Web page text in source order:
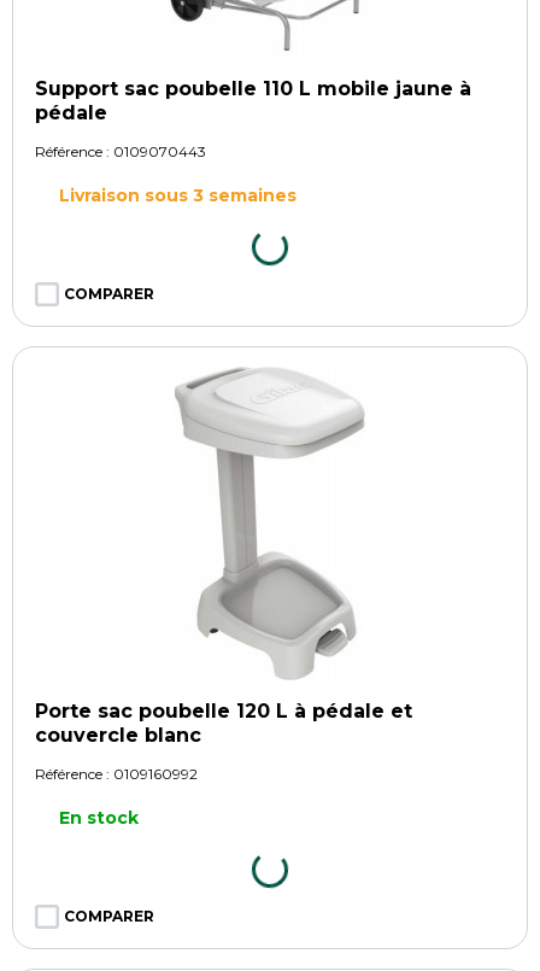
Support sac poubelle 110 L mobile jaune à
pédale
Référence : 0109070443
Livraison sous 3 semaines
COMPARER
Porte sac poubelle 120 L à pédale et
couvercle blanc
Référence : 0109160992
En stock
COMPARER